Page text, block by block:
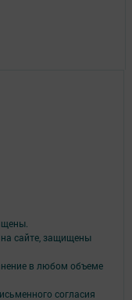
сайте, защищены
в любом объеме
согласия